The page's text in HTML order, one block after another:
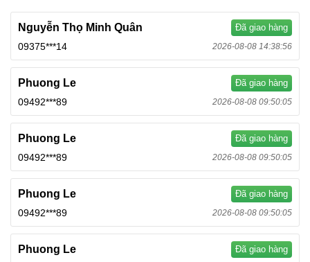
Nguyễn Thọ Minh Quân Đã giao hàng
09375***14 2026-08-08 14:38:56
Phuong Le Đã giao hàng
09492***89 2026-08-08 09:50:05
Phuong Le Đã giao hàng
09492***89 2026-08-08 09:50:05
Phuong Le Đã giao hàng
09492***89 2026-08-08 09:50:05
Phuong Le Đã giao hàng